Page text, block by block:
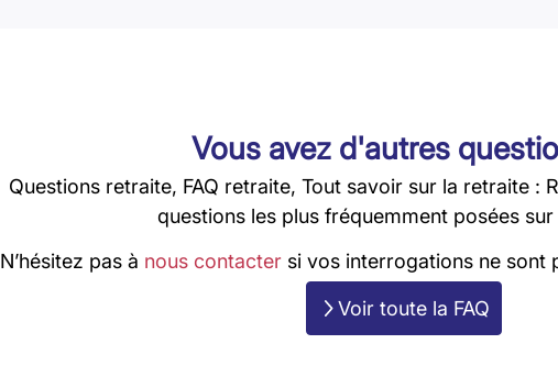
Vous avez d'autres
Questions retraite, FAQ retraite, Tout savoir sur la retraite :
questions les plus fréquemment posées
N’hésitez pas à nous contactersi vos interrogations ne sont
Voir toute la FAQ